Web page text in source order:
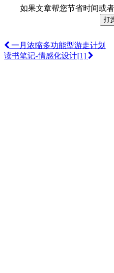
如果文章帮您节省时间或
打
一月浓缩多功能型游走计划
读书笔记-情感化设计[1]